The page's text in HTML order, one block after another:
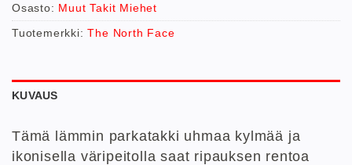
Osasto: Muut Takit Miehet
Tuotemerkki:The North Face
KUVAUS
Tämä lämmin parkatakki uhmaa kylmää ja
ikonisella väripeitolla saat ripauksen rentoa